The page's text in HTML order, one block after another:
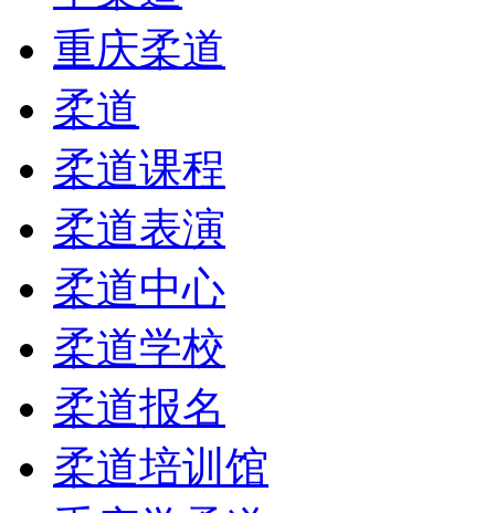
重庆柔道
柔道
柔道课程
柔道表演
柔道中心
柔道学校
柔道报名
柔道培训馆